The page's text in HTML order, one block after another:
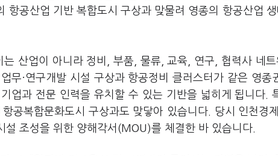
항공산업 기반 복합도시 구상과 맞물려 영종의 항공산업
산업이 아니라 정비, 부품, 물류, 교육, 연구, 협력사 네
무·연구개발 시설 구상과 항공정비 클러스터가 같은 영종
업과 전문 인력을 유치할 수 있는 기반을 넓히게 됩니다.
공복합문화도시 구상과도 맞닿아 있습니다. 당시 인천경
설 조성을 위한 양해각서(MOU)를 체결한 바 있습니다.